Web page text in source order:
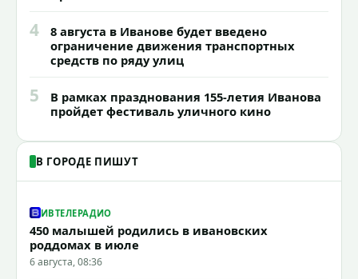
4
8 августа в Иванове будет введено
ограничение движения транспортных
средств по ряду улиц
5
В рамках празднования 155-летия Иванова
пройдет фестиваль уличного кино
В ГОРОДЕ ПИШУТ
ИВТЕЛЕРАДИО
450 малышей родились в ивановских
роддомах в июле
6 августа, 08:36